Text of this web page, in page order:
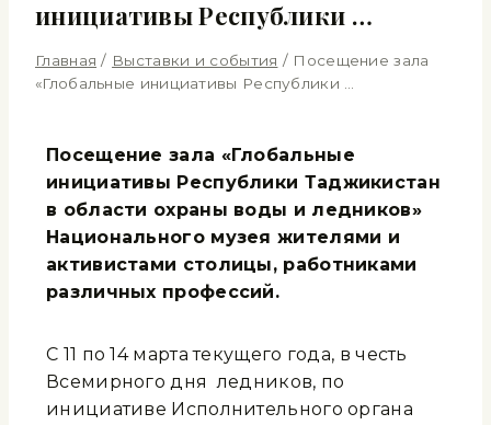
инициативы Республики …
Главная / Выставки и события / Посещение зала
«Глобальные инициативы Республики …
Посещение зала «Глобальные
инициативы Республики Таджикистан
в области охраны воды и ледников»
Национального музея жителями и
активистами столицы, работниками
различных профессий.
С 11 по 14 марта текущего года, в честь
Всемирного дня ледников, по
инициативе Исполнительного органа